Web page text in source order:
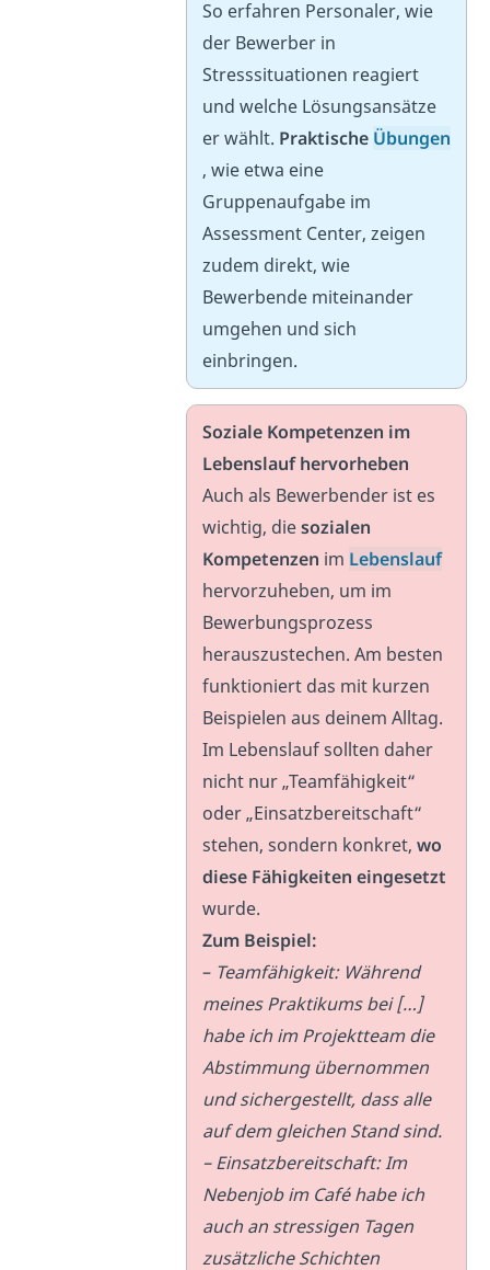
So erfahren Personaler, wie
der Bewerber in
Stresssituationen reagiert
und welche Lösungsansätze
er wählt. Praktische Übungen
, wie etwa eine
Gruppenaufgabe im
Assessment Center, zeigen
zudem direkt, wie
Bewerbende miteinander
umgehen und sich
einbringen.
Soziale Kompetenzen im
Lebenslauf hervorheben
Auch als Bewerbender ist es
wichtig, diesozialen
Kompetenzen im Lebenslauf
hervorzuheben, um im
Bewerbungsprozess
herauszustechen. Am besten
funktioniert das mit kurzen
Beispielen aus deinem Alltag.
Im Lebenslauf sollten daher
nicht nur „Teamfähigkeit“
oder „Einsatzbereitschaft“
stehen, sondern konkret,wo
diese Fähigkeiten eingesetzt
wurde.
Zum Beispiel:
– Teamfähigkeit: Während
meines Praktikums bei […]
habe ich im Projektteam die
Abstimmung übernommen
und sichergestellt, dass alle
auf dem gleichen Stand sind.
– Einsatzbereitschaft: Im
Nebenjob im Café habe ich
auch an stressigen Tagen
zusätzliche Schichten